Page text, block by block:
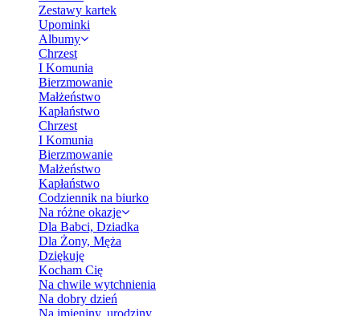
Zestawy kartek
Upominki
Albumy
Chrzest
I Komunia
Bierzmowanie
Małżeństwo
Kapłaństwo
Chrzest
I Komunia
Bierzmowanie
Małżeństwo
Kapłaństwo
Codziennik na biurko
Na różne okazje
Dla Babci, Dziadka
Dla Żony, Męża
Dziękuję
Kocham Cię
Na chwile wytchnienia
Na dobry dzień
Na imieniny, urodziny